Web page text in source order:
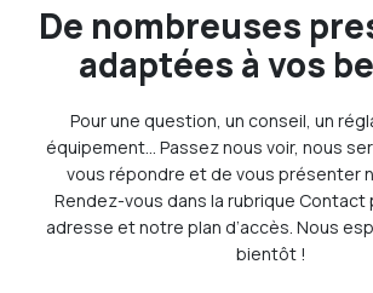
De nombreuses
adaptées à vos
Pour une question, un conseil, un
équipement… Passez nous voir, nous
vous répondre et de vous présenter
Rendez-vous dans la rubrique Contact
adresse et notre plan d’accès. Nous
bientôt !